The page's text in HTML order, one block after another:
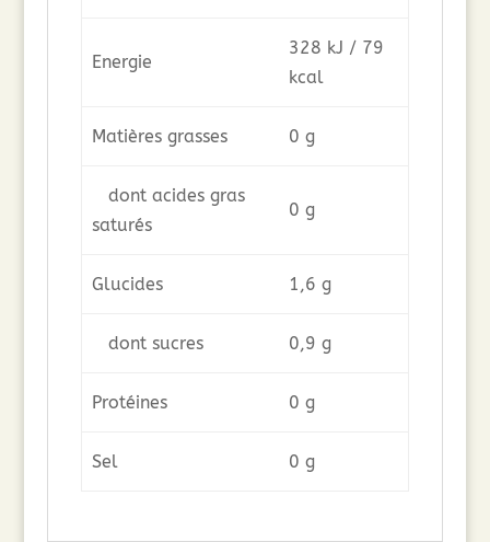
Energie
328 kJ / 79
kcal
Matières grasses 0 g
dont acides gras
saturés
0 g
Glucides 1,6 g
dont sucres 0,9 g
Protéines 0 g
Sel 0 g